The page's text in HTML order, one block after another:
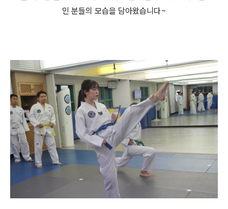
인 분들의 모습을 담아왔습니다~